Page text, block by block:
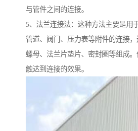
与管件之间的连接。
5、法兰连接法：这种方法主要是用
管道、阀门、压力表等附件的连接
螺母、法兰片垫片、密封圈等组成
触达到连接的效果。